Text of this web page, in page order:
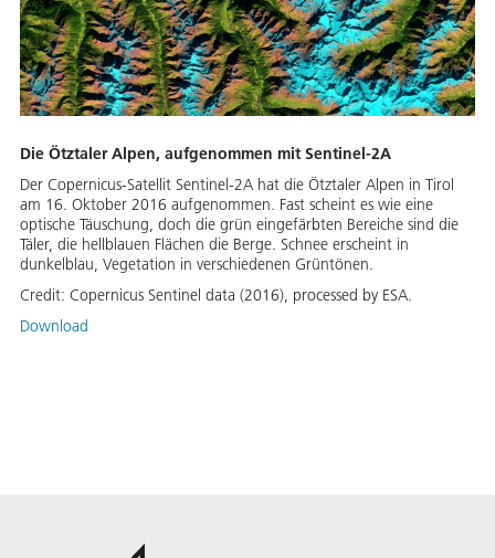
Die Ötztaler Alpen, aufgenommen mit Sentinel-2A
Der Copernicus-Satellit Sentinel-2A hat die Ötztaler Alpen in Tirol
am 16. Oktober 2016 aufgenommen. Fast scheint es wie eine
optische Täuschung, doch die grün eingefärbten Bereiche sind die
Täler, die hellblauen Flächen die Berge. Schnee erscheint in
dunkelblau, Vegetation in verschiedenen Grüntönen.
Credit: Copernicus Sentinel data (2016), processed by ESA.
Download